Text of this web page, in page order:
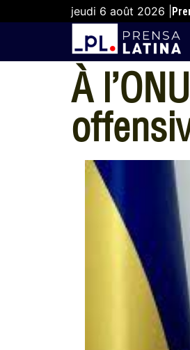
jeudi 6 août 2026 |
À